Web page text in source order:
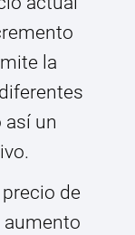
la
así un
precio de
aumento